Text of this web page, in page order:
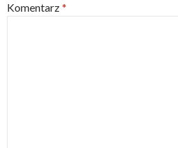
Komentarz*